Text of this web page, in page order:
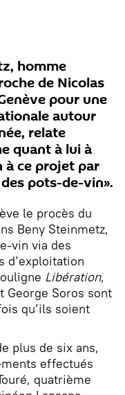
homme
de Nicolas
pour une
autour
relate
quant à lui à
à ce projet par
pots-de-vin».
le procès du
Beny Steinmetz,
vin via des
d’exploitation
Libération,
George Soros sont
qu’ils soient
plus de six ans,
effectués
quatrième